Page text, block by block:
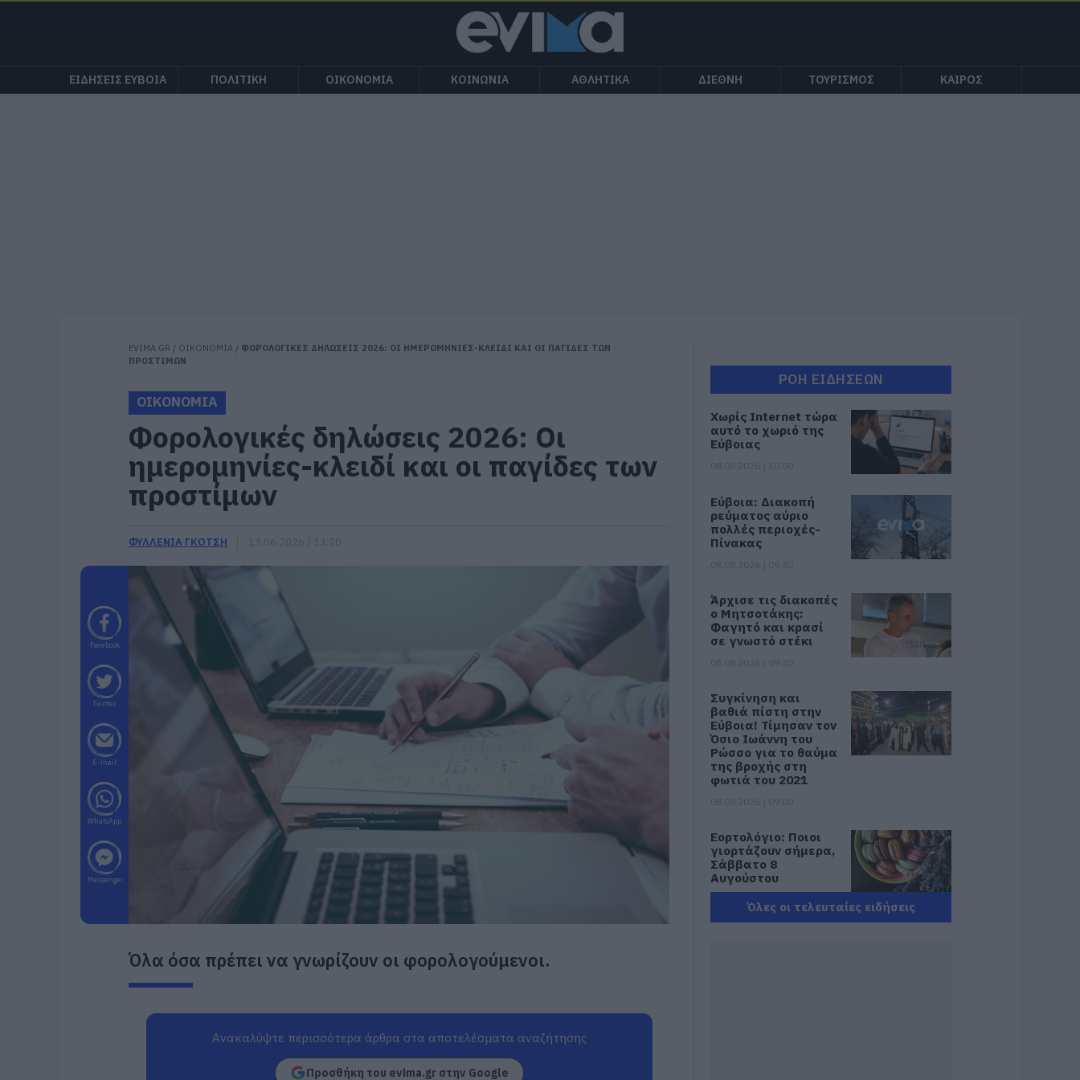
ΕΙΔΗΣΕΙΣ ΕΥΒΟΙΑ ΠΟΛΙΤΙΚΗ ΟΙΚΟΝΟΜΙΑ ΚΟΙΝΩΝΙΑ ΑΘΛΗΤΙΚΑ ΔΙΕΘΝΗ ΤΟΥΡΙΣΜΟΣ ΚΑΙΡΟΣ
EVIMA.GR / ΟΙΚΟΝΟΜΙΑ / ΦΟΡΟΛΟΓΙΚΕΣ ΔΗΛΩΣΕΙΣ 2026: ΟΙ ΗΜΕΡΟΜΗΝΙΕΣ-ΚΛΕΙΔΙ ΚΑΙ ΟΙ ΠΑΓΙΔΕΣ ΤΩΝ
ΠΡΟΣΤΙΜΩΝ
ΟΙΚΟΝΟΜΙΑ
Φορολογικές δηλώσεις 2026: Οι
ημερομηνίες-κλειδί και οι παγίδες των
προστίμων
ΦΥΛΛΕΝΙΑ ΓΚΟΤΣΗ
Facebook
Twitter
E-mail
WhatsApp
Messenger
Όλα όσα πρέπει να γνωρίζουν οι φορολογούμενοι.
Ανακαλύψτε περισσότερα άρθρα στα αποτελέσματα αναζήτησης
Προσθήκη του evima.gr στην Google
ΡΟΗ ΕΙΔΗΣΕΩΝ
Χωρίς Internet τώρα
αυτό το χωριό της
Εύβοιας
Εύβοια: Διακοπή
ρεύματος αύριο
πολλές περιοχές-
Πίνακας
Άρχισε τις διακοπές
ο Μητσοτάκης:
Φαγητό και κρασί
σε γνωστό στέκι
Συγκίνηση και
βαθιά πίστη στην
Εύβοια! Τίμησαν τον
Όσιο Ιωάννη του
Ρώσσο για το θαύμα
της βροχής στη
φωτιά του 2021
Εορτολόγιο: Ποιοι
γιορτάζουν σήμερα,
Σάββατο 8
Αυγούστου
08.08.2026 | 08:40
Όλες οι τελευταίες ειδήσεις